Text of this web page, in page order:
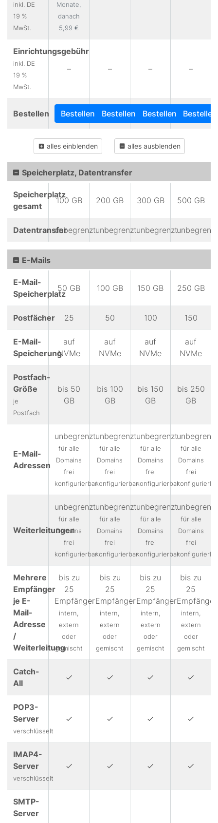
inkl. DE
19 %
MwSt.
Monate,
danach
5,99 €
Einrichtungsgebühr
inkl. DE
19 %
MwSt.
– – – –
Bestellen Bestellen Bestellen Bestellen Bestellen
alles einblenden alles ausblenden
Speicherplatz, Datentransfer
Speicherplatz
gesamt
100 GB 200 GB 300 GB 500 GB
Datentransferunbegrenztunbegrenztunbegrenztunbegrenzt
E-Mails
E-Mail-
Speicherplatz
50 GB 100 GB 150 GB 250 GB
Postfächer 25 50 100 150
E-Mail-
Speicherung
auf
NVMe
auf
NVMe
auf
NVMe
auf
NVMe
Postfach-
Größe
je
Postfach
bis 50
GB
bis 100
GB
bis 150
GB
bis 250
GB
E-Mail-
Adressen
unbegrenzt
für alle
Domains
frei
konfigurierbar
unbegrenzt
für alle
Domains
frei
konfigurierbar
unbegrenzt
für alle
Domains
frei
konfigurierbar
unbegrenzt
für alle
Domains
frei
Weiterleitungen
unbegrenzt
für alle
Domains
frei
konfigurierbar
unbegrenzt
für alle
Domains
frei
konfigurierbar
unbegrenzt
für alle
Domains
frei
konfigurierbar
unbegrenzt
für alle
Domains
frei
Mehrere
Empfänger
je E-
Mail-
Adresse
/
Weiterleitung
bis zu
25
Empfänger
intern,
extern
oder
gemischt
bis zu
25
Empfänger
intern,
extern
oder
gemischt
bis zu
25
Empfänger
intern,
extern
oder
gemischt
bis zu
25
Empfänger
intern,
extern
oder
gemischt
Catch-
All
POP3-
Server
verschlüsselt
IMAP4-
Server
verschlüsselt
SMTP-
Server